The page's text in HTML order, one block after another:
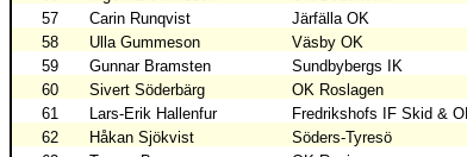
57
Carin Runqvist Järfälla OK
58
Ulla Gummeson Väsby OK
59
Gunnar Bramsten Sundbybergs IK
60
Sivert Söderbärg OK Roslagen
61
Lars-Erik Hallenfur Fredrikshofs IF Skid &
62
Håkan Sjökvist Söders-Tyresö